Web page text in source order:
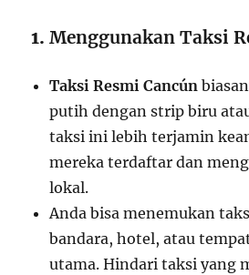
1.Menggunakan Taksi
Taksi Resmi Cancún
putih dengan strip biru
taksi ini lebih terjamin
mereka terdaftar dan
lokal.
Anda bisa menemukan
bandara, hotel, atau
utama. Hindari taksi yang